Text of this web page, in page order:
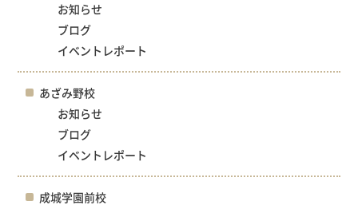
お知らせ
ブログ
イベントレポート
あざみ野校
お知らせ
ブログ
イベントレポート
成城学園前校